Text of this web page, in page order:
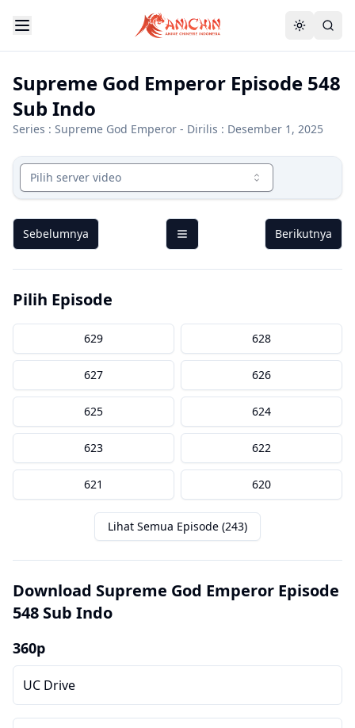
Supreme God Emperor Episode 548
Sub Indo
Series : Supreme God Emperor - Dirilis : Desember 1, 2025
Pilih server video
Sebelumnya Berikutnya
Pilih Episode
629 628
627 626
625 624
623 622
621 620
Lihat Semua Episode (243)
Download Supreme God Emperor Episode
548 Sub Indo
360p
UC Drive